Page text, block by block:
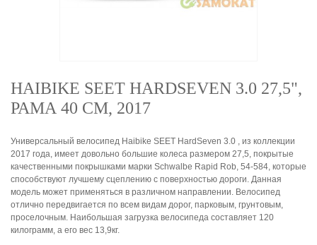
HAIBIKE SEET HARDSEVEN 3.0 27,5",
РАМА 40 СМ, 2017
Универсальный велосипед Haibike SEET HardSeven 3.0 , из коллекции
2017 года, имеет довольно большие колеса размером 27,5, покрытые
качественными покрышками марки Schwalbe Rapid Rob, 54-584, которые
способствуют лучшему сцеплению с поверхностью дороги. Данная
модель может применяться в различном направлении. Велосипед
отлично передвигается по всем видам дорог, парковым, грунтовым,
проселочным. Наибольшая загрузка велосипеда составляет 120
килограмм, а его вес 13,9кг.